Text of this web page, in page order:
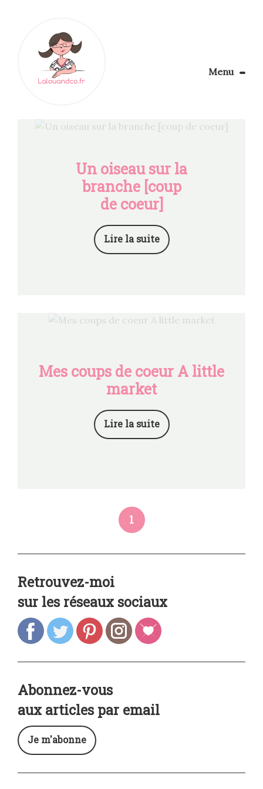
Menu
Apprendre la couture
Un oiseau sur la
branche [coup
de coeur]
Lire la suite
Mes coups de coeur A little
market
Lire la suite
1
Retrouvez-moi
sur les réseaux sociaux
Abonnez-vous
aux articles par email
Je m'abonne